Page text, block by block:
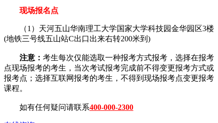
现场报名点
（1）天河五山华南理工大学国家大学科技园金华园区3楼
(地铁三号线五山站C出口出来右转200米到)
注意： 考生每次仅能选取一种报考方式报考，选择在报考
点现场报考的考生，当次考试报考完成前不得变更报考方式或
报考点；选择互联网报考的考生，不得到现场报考点变更报考
课程。
如有任何疑问请联系400-000-2300